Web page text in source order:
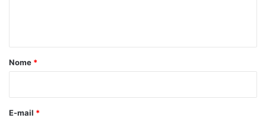
r
*
Nome *
E-mail *